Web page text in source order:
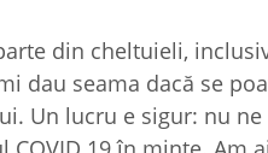
din cheltuieli,
dau seama dacă se
Un lucru e sigur: nu